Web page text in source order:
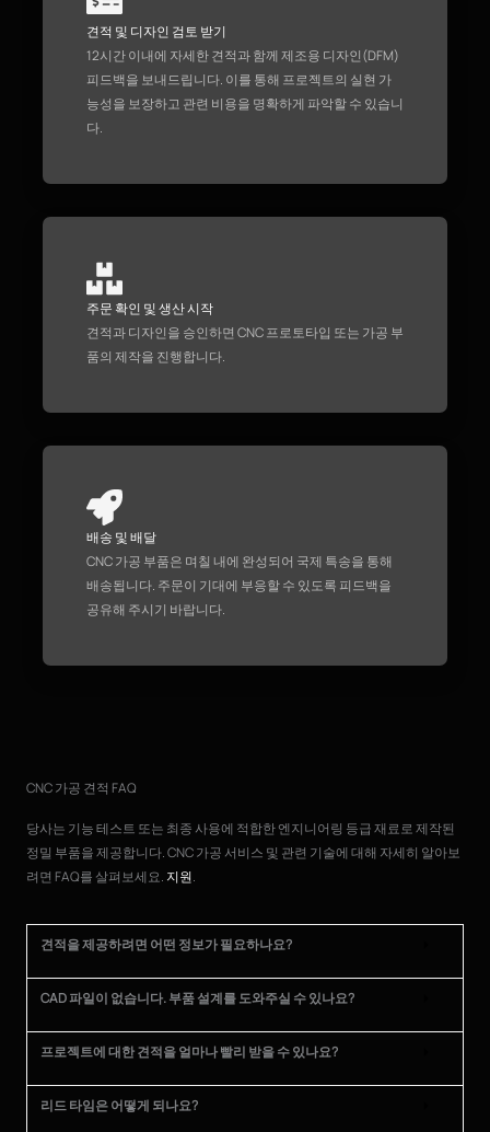
견적 및 디자인 검토 받기
12시간 이내에 자세한 견적과 함께 제조용 디자인(DFM)
피드백을 보내드립니다. 이를 통해 프로젝트의 실현 가
능성을 보장하고 관련 비용을 명확하게 파악할 수 있습니
다.
주문 확인 및 생산 시작
견적과 디자인을 승인하면 CNC 프로토타입 또는 가공 부
품의 제작을 진행합니다.
배송 및 배달
CNC 가공 부품은 며칠 내에 완성되어 국제 특송을 통해
배송됩니다. 주문이 기대에 부응할 수 있도록 피드백을
공유해 주시기 바랍니다.
견적을 제공하려면 어떤 정보가 필요하나요?
CAD 파일이 없습니다. 부품 설계를 도와주실 수 있나요?
프로젝트에 대한 견적을 얼마나 빨리 받을 수 있나요?
리드 타임은 어떻게 되나요?
CNC 가공 견적 FAQ
당사는 기능 테스트 또는 최종 사용에 적합한 엔지니어링 등급 재료로 제작된
정밀 부품을 제공합니다. CNC 가공 서비스 및 관련 기술에 대해 자세히 알아보
려면 FAQ를 살펴보세요. 지원.